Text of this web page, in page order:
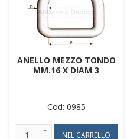
ANELLO MEZZO TONDO
MM.16 X DIAM 3
Cod: 0985